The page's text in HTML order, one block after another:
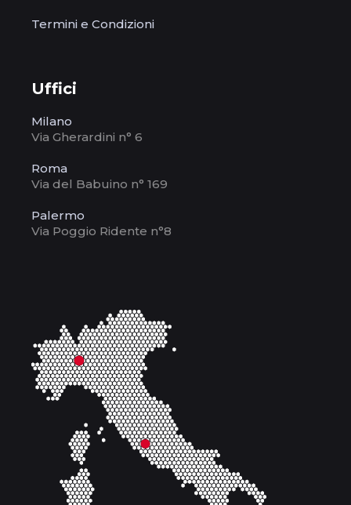
Termini e Condizioni
Uffici
Milano
Via Gherardini n° 6
Roma
Via del Babuino n° 169
Palermo
Via Poggio Ridente n°8